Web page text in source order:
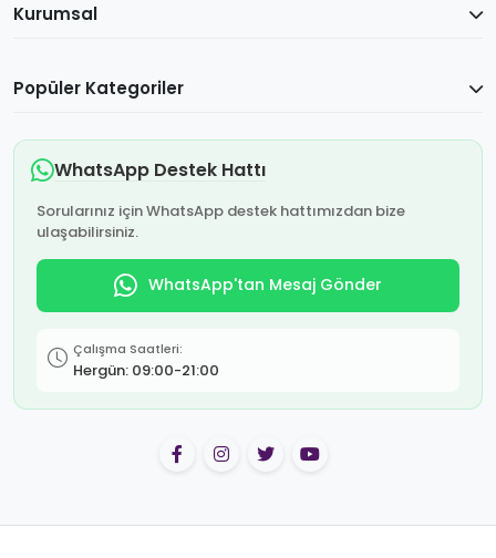
Kurumsal
Popüler Kategoriler
WhatsApp Destek Hattı
Sorularınız için WhatsApp destek hattımızdan bize
ulaşabilirsiniz.
WhatsApp'tan Mesaj Gönder
Çalışma Saatleri:
Hergün: 09:00-21:00